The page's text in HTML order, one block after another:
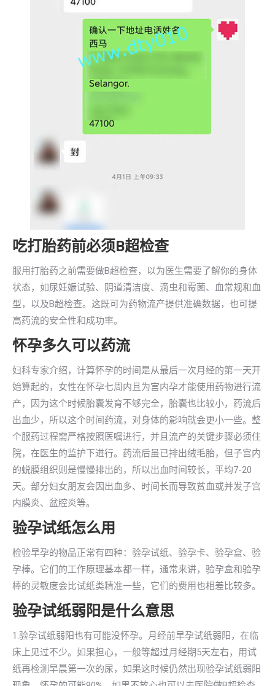
吃打胎药前必须B超检查
服用打胎药之前需要做B超检查，以为医生需要了解你的身体
状态，如尿妊娠试验、阴道清洁度、滴虫和霉菌、血常规和血
型，以及B超检查。这既可为药物流产提供准确数据，也可提
高药流的安全性和成功率。
怀孕多久可以药流
妇科专家介绍，计算怀孕的时间是从最后一次月经的第一天开
始算起的，女性在怀孕七周内且为宫内孕才能使用药物进行流
产，因为这个时候胎囊发育不够完全，胎囊也比较小，药流后
出血少，所以这个时间药流，对身体的影响就会更小一些。整
个服药过程需严格按照医嘱进行，并且流产的关键步骤必须住
院，在医生的监护下进行。药流后虽已排出绒毛胎，但子宫内
的蜕膜组织则是慢慢排出的，所以出血时间较长，平均7-20
天。部分妇女朋友会因出血多、时间长而导致贫血或并发子宫
内膜炎、盆腔炎等。
验孕试纸怎么用
检验早孕的物品正常有四种：验孕试纸、验孕卡、验孕盒、验
孕棒。它们的工作原理基本都一样，通常来讲，验孕盒和验孕
棒的灵敏度会比试纸类精准一些，它们的费用也相差比较多。
验孕试纸弱阳是什么意思
1.验孕试纸弱阳也有可能没怀孕。月经前早孕试纸弱阳，在临
床上见过不少。如果担心，一般等超过月经期5天左右，用试
纸再检测早晨第一次的尿，如果这时候仍然出现验孕试纸弱阳